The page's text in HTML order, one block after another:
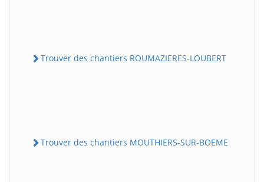
Trouver des chantiers ROUMAZIERES-LOUBERT
Trouver des chantiers MOUTHIERS-SUR-BOEME